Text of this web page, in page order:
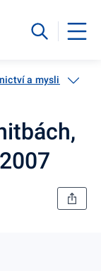
a myslivost